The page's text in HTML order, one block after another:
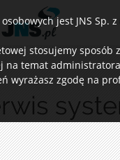
jest JNS Sp.
stosujemy
na temat
wyrażasz zgodę na